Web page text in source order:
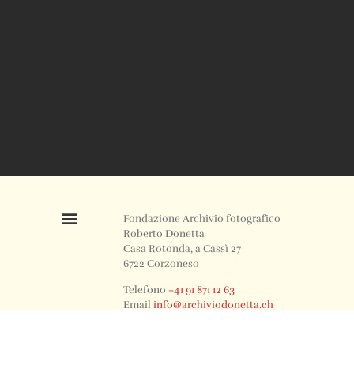
Fondazione Archivio fotografico
Roberto Donetta
Casa Rotonda, a Cassì 27
6722 Corzoneso
Telefono+41 91 871 12 63
Emailinfo@archiviodonetta.ch